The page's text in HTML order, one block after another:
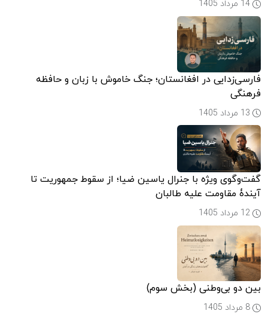
فارسی‌زدایی در افغانستان؛ جنگ خاموش با زبان و حافظه
فرهنگی
گفت‌وگوی ویژه با جنرال یاسین ضیا؛ از سقوط جمهوریت تا
آیندۀ مقاومت علیه طالبان
بین دو بی‌وطنی (بخش سوم)